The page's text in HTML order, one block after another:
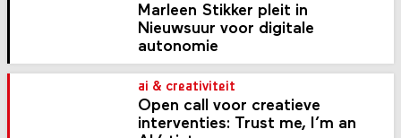
Marleen Stikker pleit in
Nieuwsuur voor digitale
autonomie
ai & creativiteit
Open call voor creatieve
interventies: Trust me, I’m an